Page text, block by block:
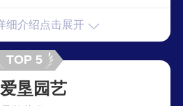
细介绍点击展开
TOP 5
爱垦园艺